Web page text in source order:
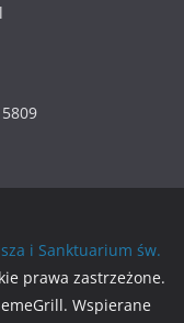
i Sanktuarium św.
prawa zastrzeżone.
Wspierane